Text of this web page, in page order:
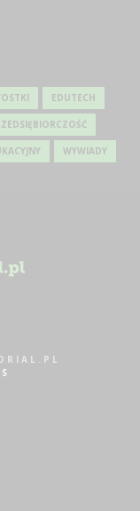
EDUTECH
WYWIADY